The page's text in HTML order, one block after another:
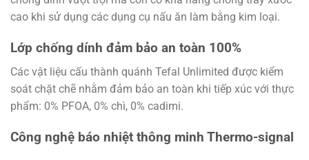
cao khi sử dụng các dụng cụ nấu ăn làm bằng kim loại.
Lớp chống dính đảm bảo an toàn 100%
Các vật liệu cấu thành quánh Tefal Unlimited được kiểm
soát chặt chẽ nhằm đảm bảo an toàn khi tiếp xúc với thực
phẩm: 0% PFOA, 0% chì, 0% cadimi.
Công nghệ báo nhiệt thông minh Thermo-signal